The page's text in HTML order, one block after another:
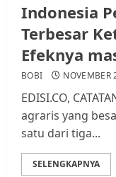
Indonesia
Terbesar
Efeknya
BOBI NOVEMBER
EDISI.CO,
agraris yang
satu dari tiga...
SELENGKAPNYA